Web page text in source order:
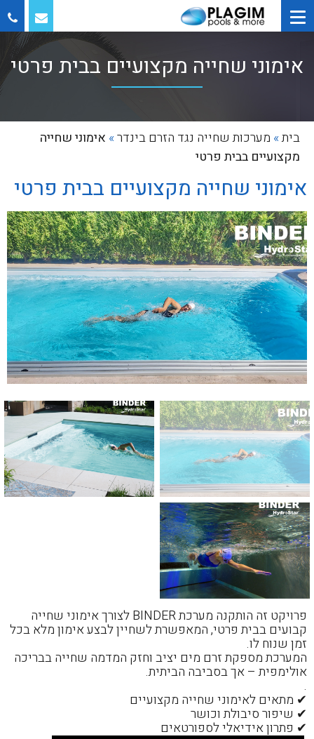
אימוני שחייה מקצועיים בבית פרטי
בית» מערכות שחייה נגד הזרם בינדר» אימוני שחייה
מקצועיים בבית פרטי
אימוני שחייה מקצועיים בבית פרטי
פרויקט זה הותקנה מערכת BINDER לצורך אימוני שחייה
קבועים בבית פרטי, המאפשרת לשחיין לבצע אימון מלא בכל
זמן שנוח לו.
המערכת מספקת זרם מים יציב וחזק המדמה שחייה בבריכה
אולימפית – אך בסביבה הביתית.
.
✔ מתאים לאימוני שחייה מקצועיים
✔ שיפור סיבולת וכושר
✔ פתרון אידיאלי לספורטאים